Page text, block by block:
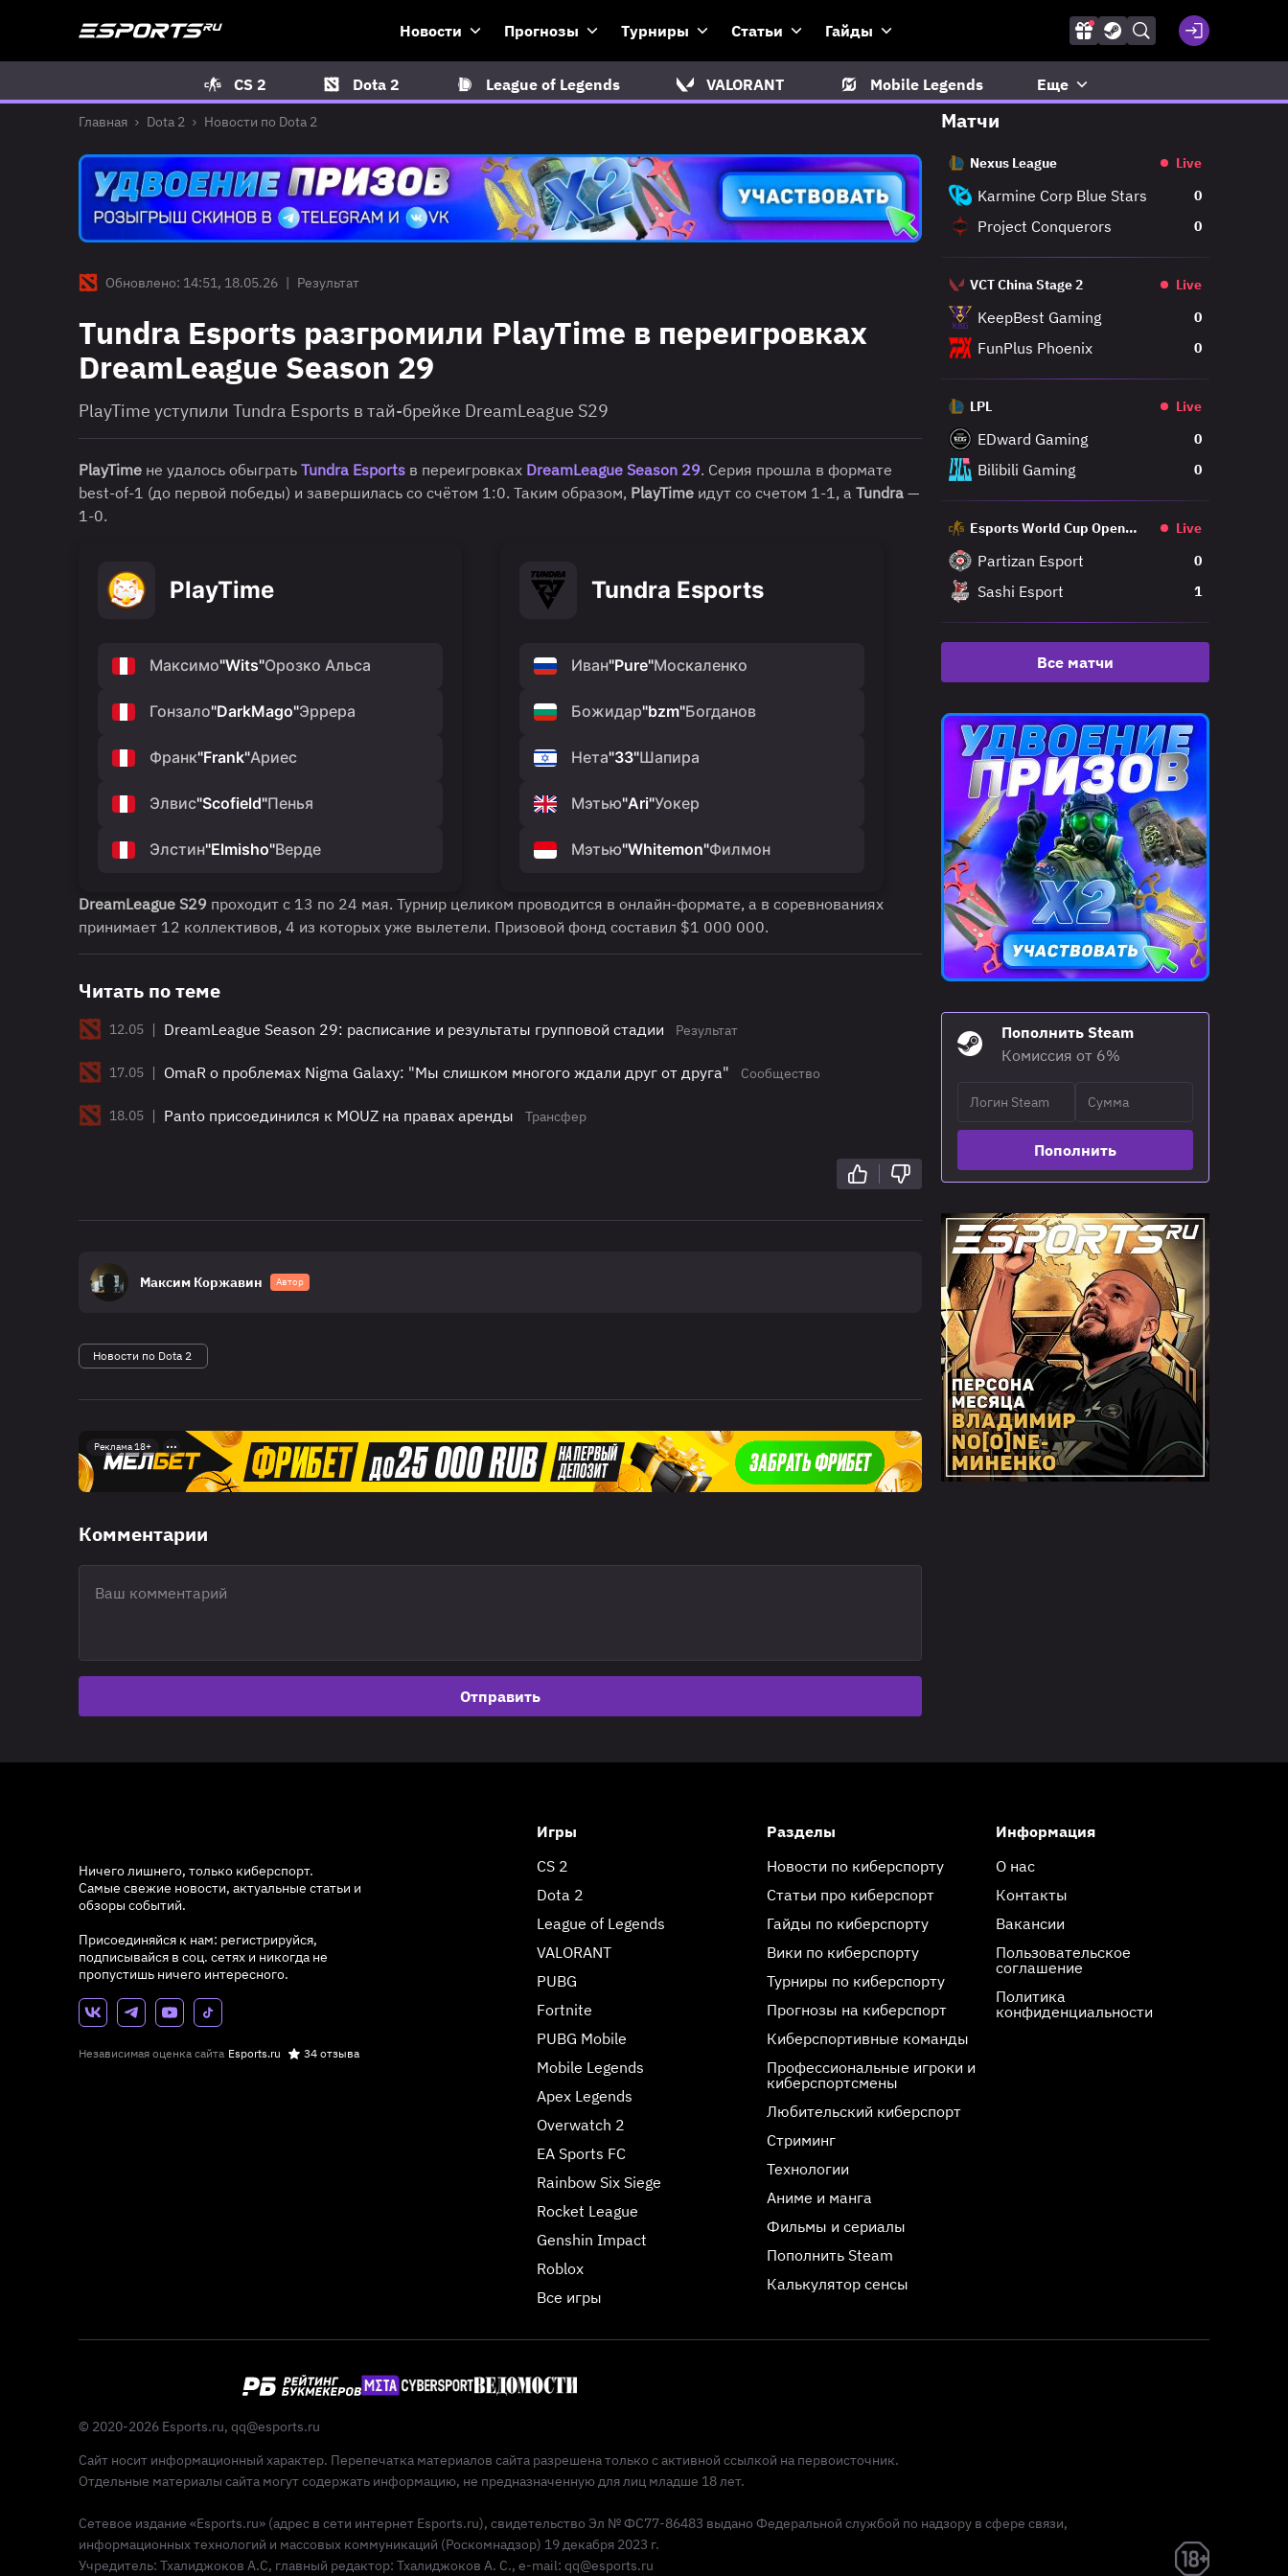
Новости Прогнозы Турниры Статьи Гайды
CS 2 Dota 2 League of Legends VALORANT Mobile Legends Еще
Главная Dota 2 Новости по Dota 2
Обновлено: 14:51, 18.05.26 | Результат
Tundra Esports разгромили PlayTime в переигровках
DreamLeague Season 29
PlayTime уступили Tundra Esports в тай-брейке DreamLeague S29
PlayTime не удалось обыграть Tundra Esports в переигровках DreamLeague Season 29. Серия прошла в формате
best-of-1 (до первой победы) и завершилась со счётом 1:0. Таким образом, PlayTime идут со счетом 1-1, а Tundra —
1-0.
PlayTime
Максимо"Wits"Орозко Альса
Гонзало"DarkMago"Эррера
Франк"Frank"Ариес
Элвис"Scofield"Пенья
Элстин"Elmisho"Верде
Tundra Esports
Иван"Pure"Москаленко
Божидар"bzm"Богданов
Нета"33"Шапира
Мэтью"Ari"Уокер
Мэтью"Whitemon"Филмон
DreamLeague S29 проходит с 13 по 24 мая. Турнир целиком проводится в онлайн-формате, а в соревнованиях
принимает 12 коллективов, 4 из которых уже вылетели. Призовой фонд составил $1 000 000.
Читать по теме
12.05 | DreamLeague Season 29: расписание и результаты групповой стадии Результат
17.05 | OmaR о проблемах Nigma Galaxy: "Мы слишком многого ждали друг от друга" Сообщество
18.05 | Panto присоединился к MOUZ на правах аренды Трансфер
Максим Коржавин Автор
Новости по Dota 2
Реклама 18+
Комментарии
Отправить
Матчи
Nexus League Live
Karmine Corp Blue Stars 0
Project Conquerors 0
VCT China Stage 2 Live
KeepBest Gaming 0
FunPlus Phoenix 0
LPL Live
EDward Gaming 0
Bilibili Gaming 0
Esports World Cup Open
Live
Partizan Esport 0
Sashi Esport 1
Все матчи
Пополнить Steam
Комиссия от 6%
Пополнить
Ничего лишнего, только киберспорт.
Самые свежие новости, актуальные статьи и
обзоры событий.
Присоединяйся к нам: регистрируйся,
подписывайся в соц. сетях и никогда не
пропустишь ничего интересного.
Независимая оценка сайта Esports.ru 34 отзыва
Игры
CS 2
Dota 2
League of Legends
VALORANT
PUBG
Fortnite
PUBG Mobile
Mobile Legends
Apex Legends
Overwatch 2
EA Sports FC
Rainbow Six Siege
Rocket League
Genshin Impact
Roblox
Все игры
Разделы
Новости по киберспорту
Статьи про киберспорт
Гайды по киберспорту
Вики по киберспорту
Турниры по киберспорту
Прогнозы на киберспорт
Киберспортивные команды
Профессиональные игроки и
киберспортсмены
Любительский киберспорт
Стриминг
Технологии
Аниме и манга
Фильмы и сериалы
Пополнить Steam
Калькулятор сенсы
Информация
О нас
Контакты
Вакансии
Пользовательское
соглашение
Политика
конфиденциальности
© 2020-2026 Esports.ru, qq@esports.ru
Сайт носит информационный характер. Перепечатка материалов сайта разрешена только с активной ссылкой на первоисточник.
Отдельные материалы сайта могут содержать информацию, не предназначенную для лиц младше 18 лет.
Сетевое издание «Esports.ru» (адрес в сети интернет Esports.ru), свидетельство Эл № ФС77-86483 выдано Федеральной службой по надзору в сфере связи,
информационных технологий и массовых коммуникаций (Роскомнадзор) 19 декабря 2023 г.
Учредитель: Тхалиджоков А.С, главный редактор: Тхалиджоков А. С., e-mail: qq@esports.ru